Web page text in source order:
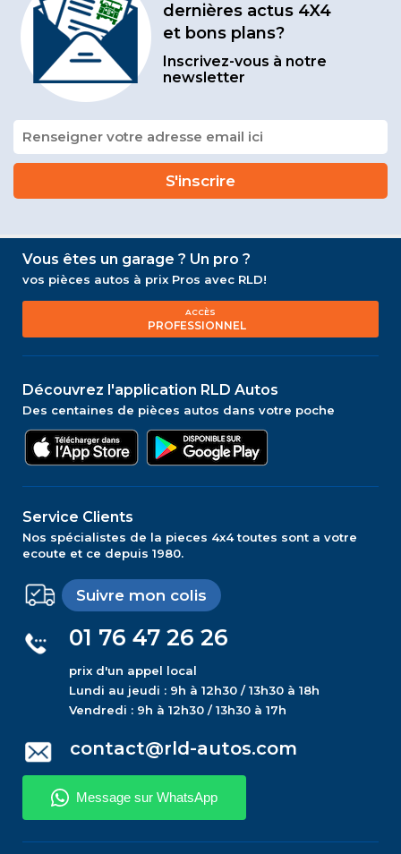
dernières actus 4X4
et bons plans?
Inscrivez-vous à notre
newsletter
Vous êtes un garage ? Un pro ?
vos pièces autos à prix Pros avec RLD!
ACCÈS
PROFESSIONNEL
Découvrez l'application RLD Autos
Des centaines de pièces autos dans votre poche
Service Clients
Nos spécialistes de la pieces 4x4 toutes sont a votre
ecoute et ce depuis 1980.
Suivre mon colis
01 76 47 26 26
prix d'un appel local
Lundi au jeudi : 9h à 12h30 / 13h30 à 18h
Vendredi : 9h à 12h30 / 13h30 à 17h
contact@rld-autos.com